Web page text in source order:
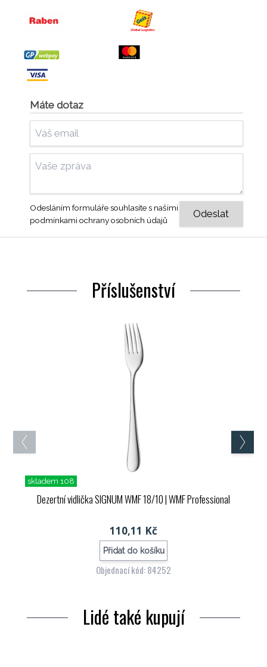
Máte dotaz
Odesláním formuláře souhlasíte s našimi
podmínkami ochrany osobních údajů
Příslušenství
skladem 108
Dezertní vidlička SIGNUM WMF 18/10| WMF Professional
110,11 Kč
Přidat do košíku
Objednací kód: 84252
Lidé také kupují